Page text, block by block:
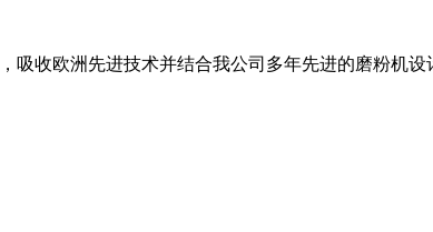
收欧洲先进技术并结合我公司多年先进的磨粉机